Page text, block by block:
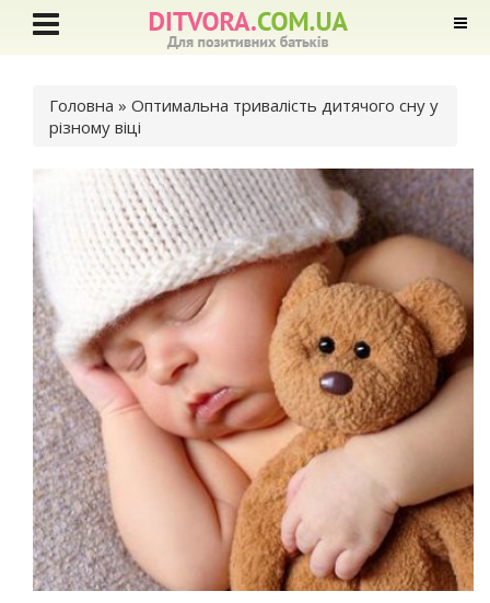
Ви є тут
Головна » Оптимальна тривалість дитячого сну у
різному віці